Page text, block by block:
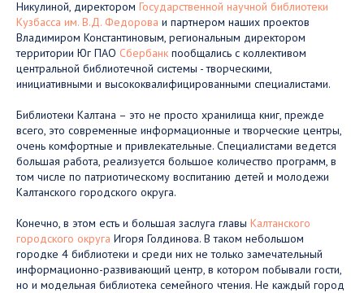
Никулиной, директором Государственной научной библиотеки
Кузбасса им. В.Д. Федорова и партнером наших проектов
Владимиром Константиновым, региональным директором
территории Юг ПАО Сбербанк пообщались с коллективом
центральной библиотечной системы - творческими,
инициативными и высококвалифицированными специалистами.
Библиотеки Калтана – это не просто хранилища книг, прежде
всего, это современные информационные и творческие центры,
очень комфортные и привлекательные. Специалистами ведется
большая работа, реализуется большое количество программ, в
том числе по патриотическому воспитанию детей и молодежи
Калтанского городского округа.
Конечно, в этом есть и большая заслуга главы Калтанского
городского округа Игоря Голдинова. В таком небольшом
городке 4 библиотеки и среди них не только замечательный
информационно-развивающий центр, в котором побывали гости,
но и модельная библиотека семейного чтения. Не каждый город